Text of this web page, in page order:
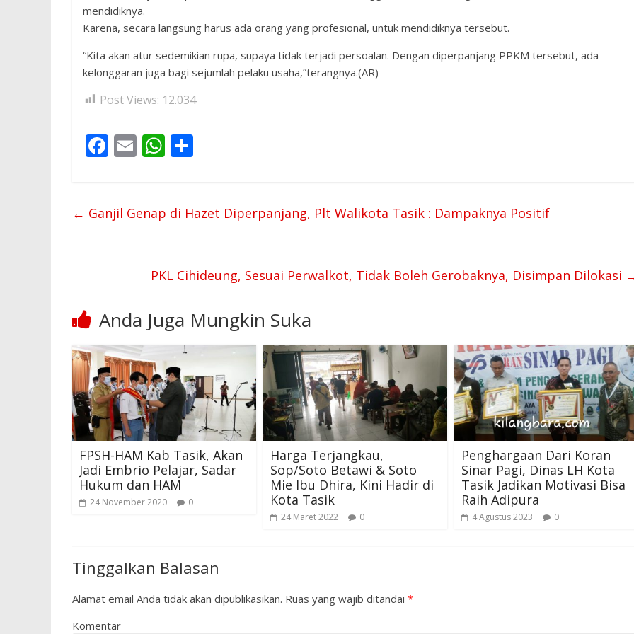
mendidiknya.
Karena, secara langsung harus ada orang yang profesional, untuk mendidiknya tersebut.
“Kita akan atur sedemikian rupa, supaya tidak terjadi persoalan. Dengan diperpanjang PPKM tersebut, ada
kelonggaran juga bagi sejumlah pelaku usaha,”terangnya.(AR)
Post Views: 12.034
F
b
E
l
W
s
p
e
← Ganjil Genap di Hazet Diperpanjang, Plt Walikota Tasik : Dampaknya Positif
PKL Cihideung, Sesuai Perwalkot, Tidak Boleh Gerobaknya, Disimpan Dilokasi
Anda Juga Mungkin Suka
FPSH-HAM Kab Tasik, Akan
Jadi Embrio Pelajar, Sadar
Hukum dan HAM
24 November 2020 0
Harga Terjangkau,
Sop/Soto Betawi & Soto
Mie Ibu Dhira, Kini Hadir di
Kota Tasik
24 Maret 2022 0
Penghargaan Dari Koran
Sinar Pagi, Dinas LH Kota
Tasik Jadikan Motivasi Bisa
Raih Adipura
4 Agustus 2023 0
Tinggalkan Balasan
Alamat email Anda tidak akan dipublikasikan. Ruas yang wajib ditandai *
Komentar